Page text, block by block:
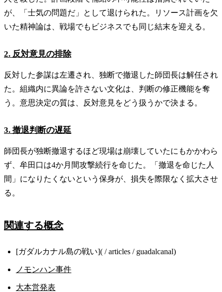
が、「士気の問題だ」として退けられた。リソース計画を欠
いた精神論は、戦場でもビジネスでも同じ結末を迎える。
2. 反対意見の排除
反対した参謀は左遷され、独断で撤退した師団長は解任され
た。組織内に異論を許さない文化は、判断の修正機能を奪
う。意思決定の質は、反対意見をどう扱うかで決まる。
3. 撤退判断の遅延
師団長が独断撤退するほど現場は崩壊していたにもかかわら
ず、牟田口は4か月間攻撃続行を命じた。「撤退を命じた人
間」になりたくないという保身が、損失を際限なく拡大させ
る。
関連する概念
[ガダルカナル島の戦い]( / articles / guadalcanal)
ノモンハン事件
大本営発表